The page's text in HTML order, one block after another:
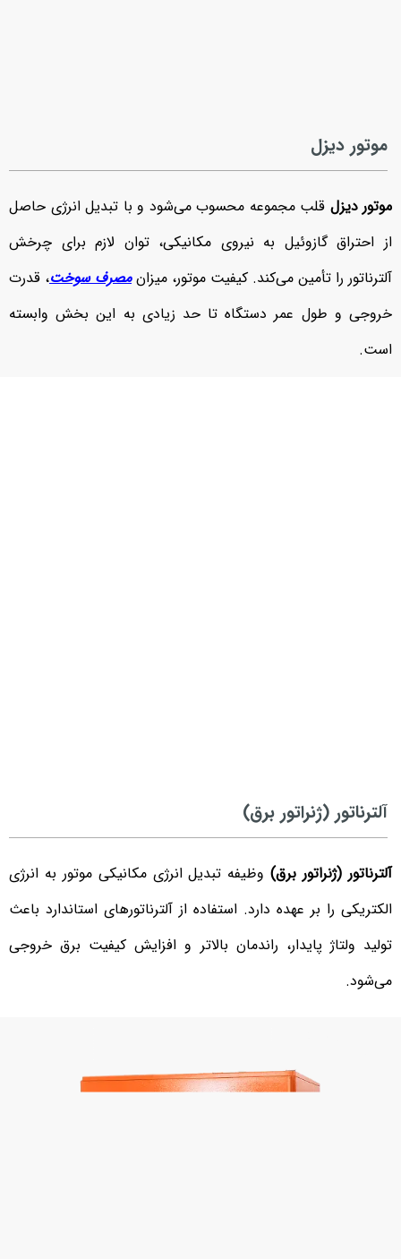
موتور دیزل
موتور دیزل قلب مجموعه محسوب می‌شود و با تبدیل انرژی حاصل
از احتراق گازوئیل به نیروی مکانیکی، توان لازم برای چرخش
آلترناتور را تأمین می‌کند. کیفیت موتور، میزانمصرف سوخت، قدرت
خروجی و طول عمر دستگاه تا حد زیادی به این بخش وابسته
است.
آلترناتور (ژنراتور برق)
آلترناتور (ژنراتور برق)وظیفه تبدیل انرژی مکانیکی موتور به انرژی
الکتریکی را بر عهده دارد. استفاده از آلترناتورهای استاندارد باعث
تولید ولتاژ پایدار، راندمان بالاتر و افزایش کیفیت برق خروجی
می‌شود.